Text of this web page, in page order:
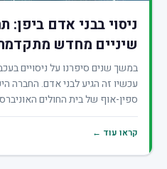
ניסוי בבני אדם ביפן:
שיניים מחדש
במשך שנים סיפרנו על ניסויים
ספין-אוף של בית החולים
קראו עוד ←